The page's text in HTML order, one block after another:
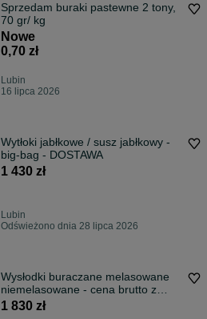
Sprzedam buraki pastewne 2 tony,
70 gr/ kg
Nowe
0,70 zł
Lubin
16 lipca 2026
Wytłoki jabłkowe / susz jabłkowy -
big-bag - DOSTAWA
1 430 zł
Lubin
Odświeżono dnia 28 lipca 2026
Wysłodki buraczane melasowane
niemelasowane - cena brutto z
DOSTAWA
1 830 zł